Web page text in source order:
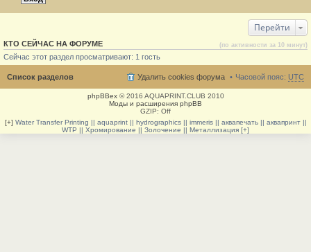
Перейти
КТО СЕЙЧАС НА ФОРУМЕ (по активности за 10 минут)
Сейчас этот раздел просматривают: 1 гость
Список разделов Часовой пояс: UTC
Удалить cookies форума
phpBBex© 2016 AQUAPRINT.CLUB 2010
Моды и расширения phpBB
GZIP: Off
[+] Water Transfer Printing || aquaprint || hydrographics || immeris || аквапечать || аквапринт ||
WTP || Хромирование || Золочение || Металлизация [+]